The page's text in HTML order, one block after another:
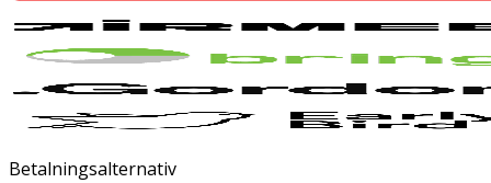
Betalningsalternativ